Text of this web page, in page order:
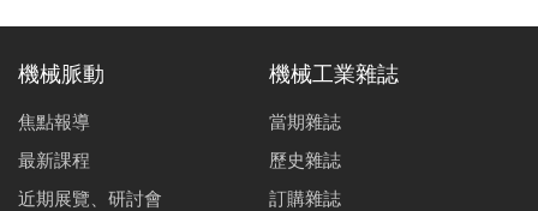
機械脈動
焦點報導
最新課程
近期展覽、研討會
機械工業雜誌
當期雜誌
歷史雜誌
訂購雜誌